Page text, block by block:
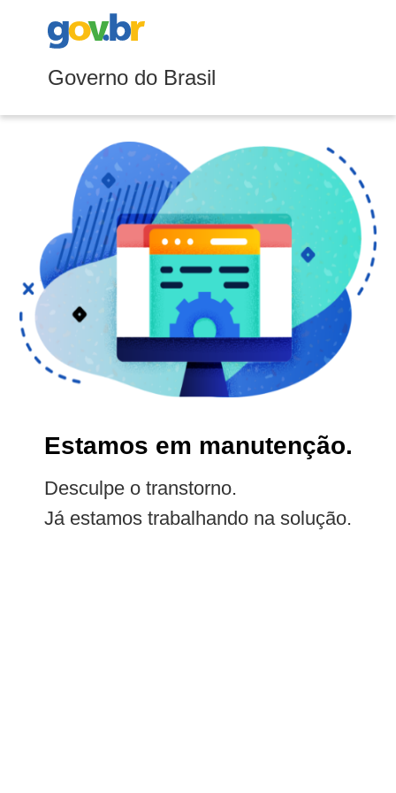
Governo do Brasil
Estamos em manutenção.
Desculpe o transtorno.
Já estamos trabalhando na solução.